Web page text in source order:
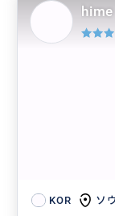
KOR ソ
hime